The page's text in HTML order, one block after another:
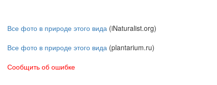
Все фото в природе этого вида (iNaturalist.org)
Все фото в природе этого вида (plantarium.ru)
Сообщить об ошибке